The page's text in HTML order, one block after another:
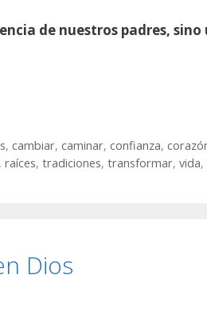
de nuestros padres,
, cambiar, caminar, confianza,
, raíces, tradiciones, transformar, vida,
Dios